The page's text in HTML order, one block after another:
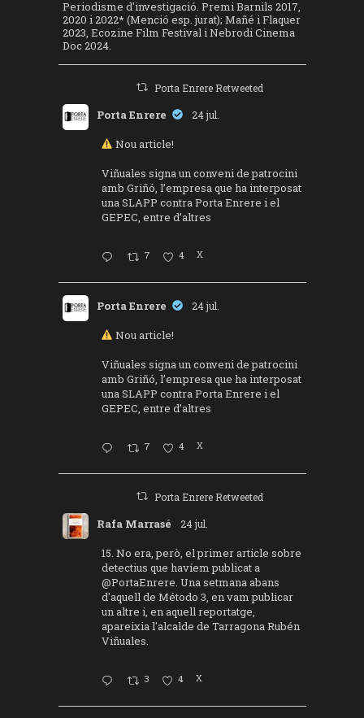
Periodisme d'investigació. Premi Barnils 2017,
2020 i 2022* (Menció esp. jurat); Mañé i Flaquer
2023, Ecozine Film Festival i Nebrodi Cinema
Doc 2024.
Porta Enrere Retweeted
Porta Enrere 24 jul.
Nou article!
Viñuales signa un conveni de patrocini
amb Griñó, l’empresa que ha interposat
una SLAPP contra Porta Enrere i el
GEPEC, entre d’altres
7 4 X
Porta Enrere 24 jul.
Nou article!
Viñuales signa un conveni de patrocini
amb Griñó, l’empresa que ha interposat
una SLAPP contra Porta Enrere i el
GEPEC, entre d’altres
7 4 X
Porta Enrere Retweeted
Rafa Marrasé 24 jul.
15. No era, però, el primer article sobre
detectius que havíem publicat a
@PortaEnrere. Una setmana abans
d'aquell de Método 3, en vam publicar
un altre i, en aquell reportatge,
apareixia l'alcalde de Tarragona Rubén
Viñuales.
3 4 X